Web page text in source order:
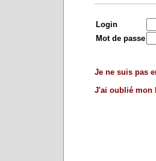
Login
Mot de passe
Je ne suis pas
J'ai oublié mon